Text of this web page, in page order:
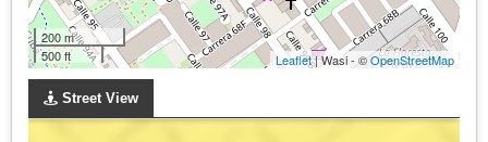
200 m
500 ft
Leaflet| Wasi - ©OpenStreetMap
Street View